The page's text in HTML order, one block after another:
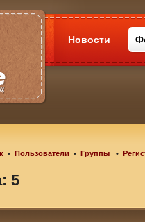
Новости
•Пользователи •Группы •
5